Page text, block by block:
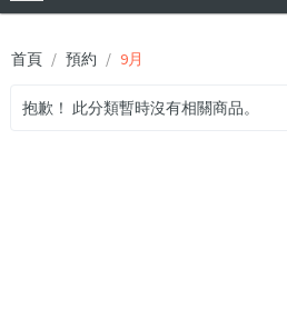
首頁 預約 9月
抱歉！ 此分類暫時沒有相關商品。